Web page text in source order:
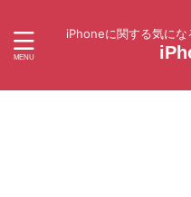
iPhoneに関する気にな